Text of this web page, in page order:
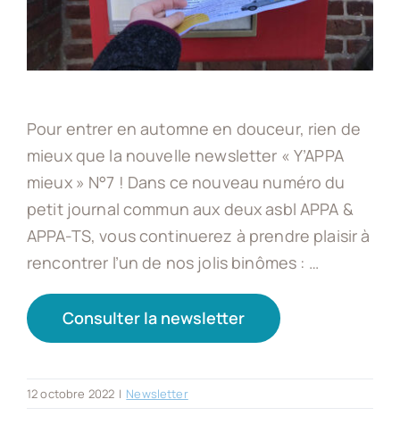
Appa-ts asbl
Contact
Devenir client
Pour entrer en automne en douceur, rien de
mieux que la nouvelle newsletter « Y’APPA
mieux » N°7 ! Dans ce nouveau numéro du
petit journal commun aux deux asbl APPA &
APPA-TS, vous continuerez à prendre plaisir à
rencontrer l’un de nos jolis binômes : …
Consulter la newsletter
12 octobre 2022 | Newsletter